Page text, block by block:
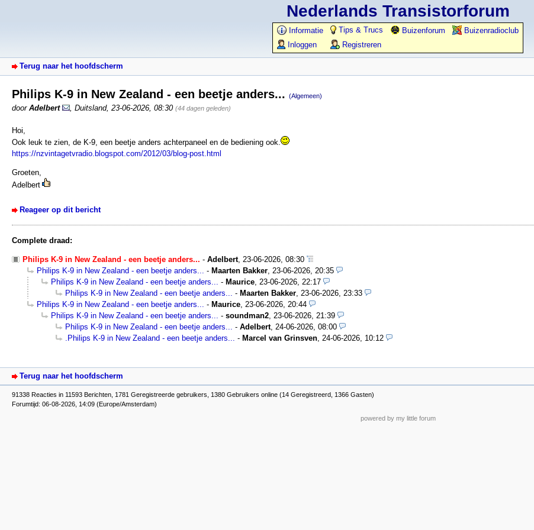
Nederlands Transistorforum
Informatie Tips & Trucs Buizenforum
Buizenradioclub
Inloggen
Registreren
Terug naar het hoofdscherm
Philips K-9 in New Zealand - een beetje anders... (Algemeen)
door Adelbert Duitsland, 23-06-2026, 08:30 (44 dagen geleden)
Hoi,
Ook leuk te zien, de K-9, een beetje anders achterpaneel en de bediening ook.
https://nzvintagetvradio.blogspot.com/2012/03/blog-post.html
Groeten,
Adelbert
Reageer op dit bericht
Complete draad:
Philips K-9 in New Zealand - een beetje anders... - Adelbert, 23-06-2026, 08:30
Philips K-9 in New Zealand - een beetje anders... - Maarten Bakker, 23-06-2026, 20:35
Philips K-9 in New Zealand - een beetje anders... - Maurice, 23-06-2026, 22:17
Philips K-9 in New Zealand - een beetje anders... - Maarten Bakker, 23-06-2026, 23:33
Philips K-9 in New Zealand - een beetje anders... - Maurice, 23-06-2026, 20:44
Philips K-9 in New Zealand - een beetje anders... - soundman2, 23-06-2026, 21:39
Philips K-9 in New Zealand - een beetje anders... - Adelbert, 24-06-2026, 08:00
.Philips K-9 in New Zealand - een beetje anders... - Marcel van Grinsven, 24-06-2026, 10:12
Terug naar het hoofdscherm
91338 Reacties in 11593 Berichten, 1781 Geregistreerde gebruikers, 1380 Gebruikers online (14 Geregistreerd, 1366 Gasten)
Forumtijd: 06-08-2026, 14:09 (Europe/Amsterdam)
powered by my little forum